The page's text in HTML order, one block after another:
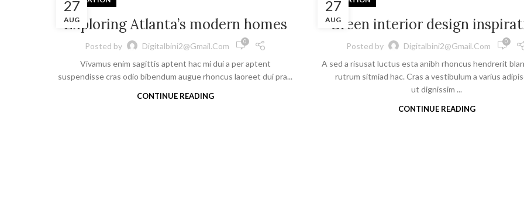
27
AUG
Exploring Atlanta’s modern homes
Posted by Digitalbini2@gmail.com 0
Vivamus enim sagittis aptent hac mi dui a per aptent
suspendisse cras odio bibendum augue rhoncus laoreet dui pra...
CONTINUE READING
27
AUG
Green interior design
Posted by Digitalbini2@gmail.com 0
A sed a risusat luctus esta anibh rhoncus hendrerit
rutrum sitmiad hac. Cras a vestibulum a varius
ut dignissim ...
CONTINUE READING